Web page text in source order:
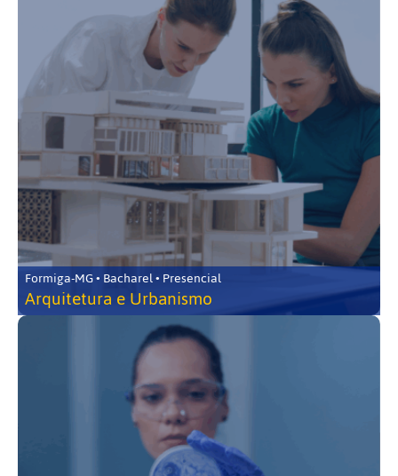
Formiga-MG • Bacharel • Presencial
Arquitetura e Urbanismo